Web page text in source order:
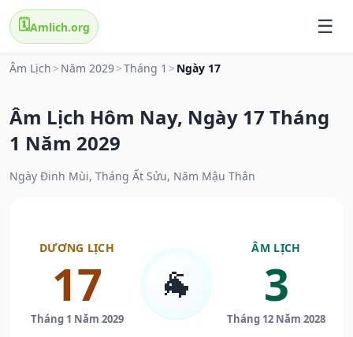
🗓️Amlich.org
Âm Lịch > Năm 2029>Tháng 1 > Ngày 17
Âm Lịch Hôm Nay, Ngày 17 Tháng
1 Năm 2029
Ngày Đinh Mùi, Tháng Ất Sửu, Năm Mậu Thân
DƯƠNG LỊCH
17
Tháng 1 Năm 2029
🐐
ÂM LỊCH
3
Tháng 12 Năm 2028